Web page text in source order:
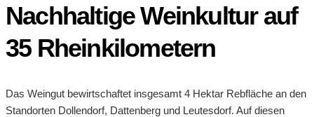
Nachhaltige Weinkultur auf
35 Rheinkilometern
Das Weingut bewirtschaftet insgesamt 4 Hektar Rebfläche an den
Standorten Dollendorf, Dattenberg und Leutesdorf. Auf diesen